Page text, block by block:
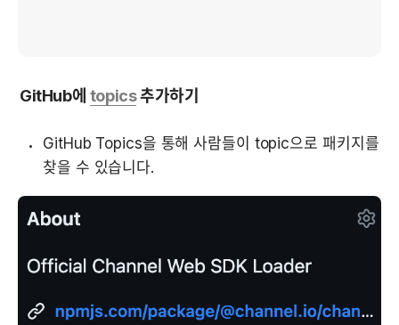
GitHub에 topics 추가하기
GitHub Topics을 통해 사람들이 topic으로 패키지를
찾을 수 있습니다.